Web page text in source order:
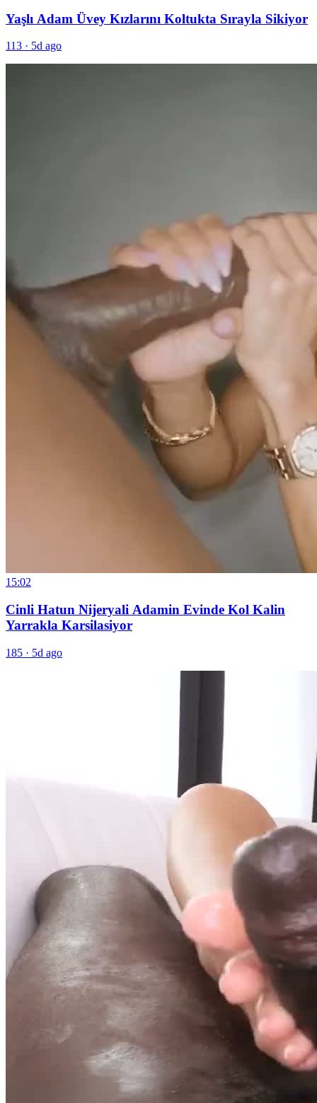
Yaşlı Adam Üvey Kızlarını Koltukta Sırayla Sikiyor
113 · 5d ago
15:02
Cinli Hatun Nijeryali Adamin Evinde Kol Kalin
Yarrakla Karsilasiyor
185 · 5d ago